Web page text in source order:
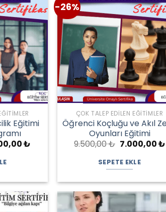
Eğitimi
₺.
₺Şu
-26%
ÇOK TALEP EDILEN EĞITIMLER
Öğrenci Koçluğu ve Akıl
Oyunları Eğitimi
9.500,00₺ Orijinal
9.500,00 ₺.
7.000,00₺
SEPETE EKLE